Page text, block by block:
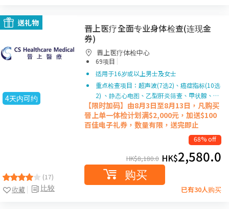
送礼物
4天内可约
(17)
比较
收藏
晋上医疗全面专业身体检查(连现金
券)
晋上医疗体检中心
69项目 |
适用于16岁或以上男士及女士
重点检查项目：超声波(7选2)、癌症指标(10选
2) 、静态心电图、乙型肝炎筛查、甲状腺、…
【限时加码】由8月3日至8月13日，凡购买
晉上单一体检计划满$2,000元，加送$100
百佳电子礼券，数量有限，送完即止
68% off
HK$8,180.0 HK$2,580.0
购买
已有30人购买